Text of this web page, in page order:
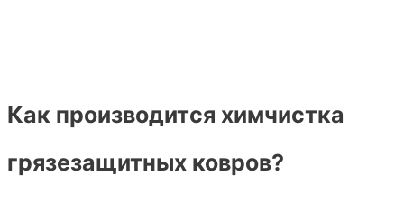
Как производится химчистка
грязезащитных ковров?